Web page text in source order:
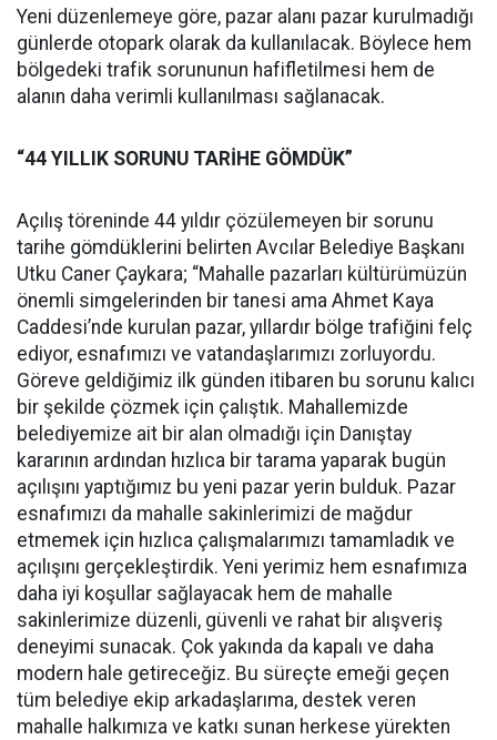
Yeni düzenlemeye göre, pazar alanı pazar kurulmadığı
günlerde otopark olarak da kullanılacak. Böylece hem
bölgedeki trafik sorununun hafifletilmesi hem de
alanın daha verimli kullanılması sağlanacak.
“44 YILLIK SORUNU TARİHE GÖMDÜK”
Açılış töreninde 44 yıldır çözülemeyen bir sorunu
tarihe gömdüklerini belirten Avcılar Belediye Başkanı
Utku Caner Çaykara; “Mahalle pazarları kültürümüzün
önemli simgelerinden bir tanesi ama Ahmet Kaya
Caddesi’nde kurulan pazar, yıllardır bölge trafiğini felç
ediyor, esnafımızı ve vatandaşlarımızı zorluyordu.
Göreve geldiğimiz ilk günden itibaren bu sorunu kalıcı
bir şekilde çözmek için çalıştık. Mahallemizde
belediyemize ait bir alan olmadığı için Danıştay
kararının ardından hızlıca bir tarama yaparak bugün
açılışını yaptığımız bu yeni pazar yerin bulduk. Pazar
esnafımızı da mahalle sakinlerimizi de mağdur
etmemek için hızlıca çalışmalarımızı tamamladık ve
açılışını gerçekleştirdik. Yeni yerimiz hem esnafımıza
daha iyi koşullar sağlayacak hem de mahalle
sakinlerimize düzenli, güvenli ve rahat bir alışveriş
deneyimi sunacak. Çok yakında da kapalı ve daha
modern hale getireceğiz. Bu süreçte emeği geçen
tüm belediye ekip arkadaşlarıma, destek veren
mahalle halkımıza ve katkı sunan herkese yürekten